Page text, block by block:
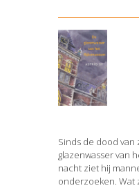
Sinds de dood van
glazenwasser van
nacht ziet hij
onderzoeken. Wat